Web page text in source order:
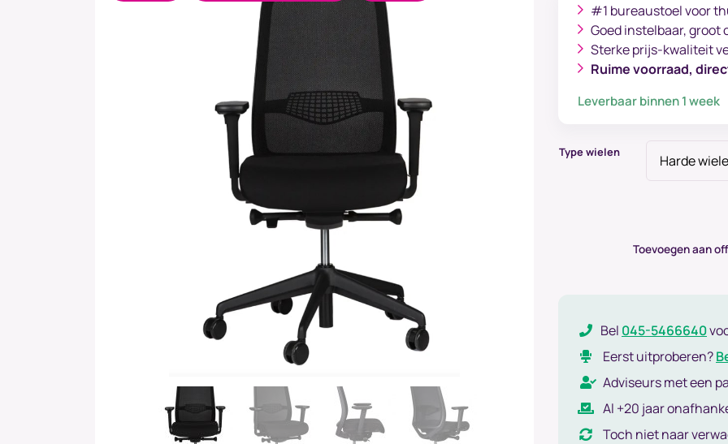
#1 bureaustoel voor
Goed instelbaar, groot
Sterke prijs-kwaliteit
Ruime voorraad,
Leverbaar binnen 1 week
Type wielen
Toevoegen aan
Bel 045-5466640
Eerst uitproberen?
Adviseurs met een
Al +20 jaar
Toch niet naar